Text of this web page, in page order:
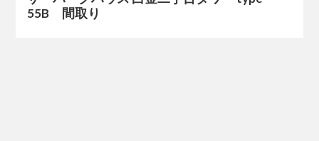
55B 間取り